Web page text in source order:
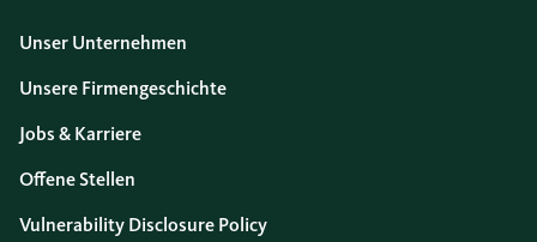
Unser Unternehmen
Unsere Firmengeschichte
Jobs & Karriere
Offene Stellen
Vulnerability Disclosure Policy